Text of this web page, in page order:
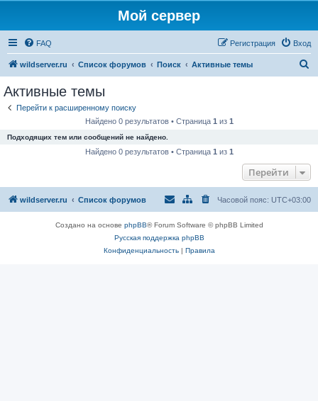
Мой сервер
FAQ Вход
Регистрация
wildserver.ru Список форумов Поиск Активные темы
Активные темы
Перейти к расширенному поиску
Найдено 0 результатов • Страница 1 из 1
Подходящих тем или сообщений не найдено.
Найдено 0 результатов • Страница 1 из 1
Перейти
wildserver.ru Список форумов Часовой пояс: UTC+03:00
Создано на основе phpBB® Forum Software © phpBB Limited
Русская поддержка phpBB
Конфиденциальность| Правила